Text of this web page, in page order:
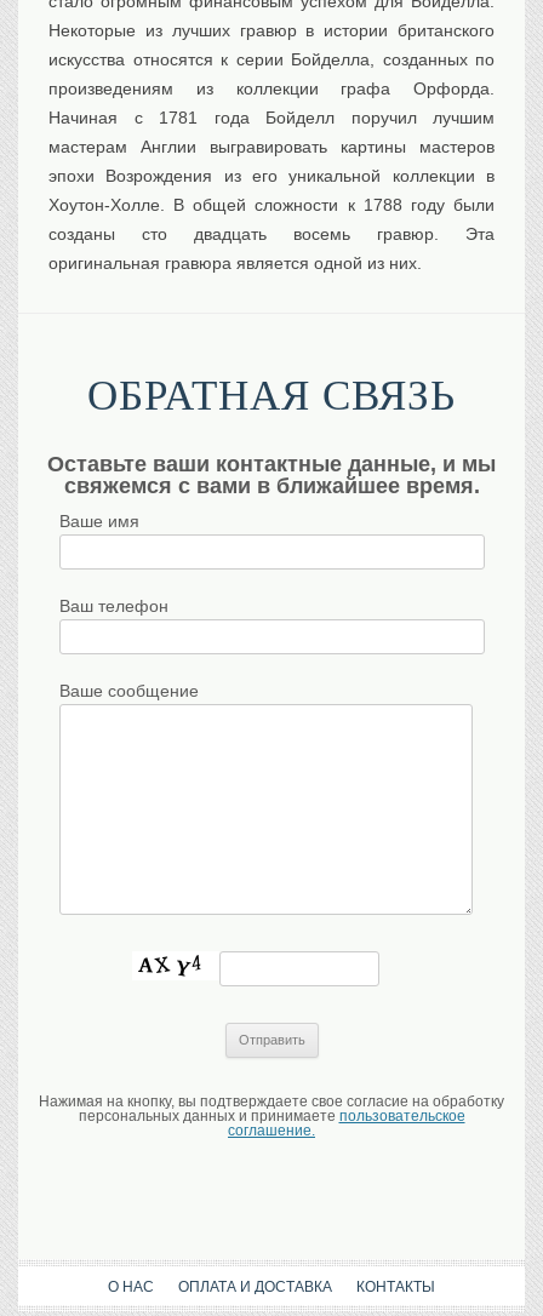
Некоторые из лучших гравюр в истории британского
искусства относятся к серии Бойделла, созданных по
произведениям из коллекции графа Орфорда.
Начиная с 1781 года Бойделл поручил лучшим
мастерам Англии выгравировать картины мастеров
эпохи Возрождения из его уникальной коллекции в
Хоутон-Холле. В общей сложности к 1788 году были
созданы сто двадцать восемь гравюр. Эта
оригинальная гравюра является одной из них.
ОБРАТНАЯ СВЯЗЬ
Оставьте ваши контактные данные, и мы
свяжемся с вами в ближайшее время.
Ваше имя
Ваш телефон
Ваше сообщение
Нажимая на кнопку, вы подтверждаете свое согласие на обработку
персональных данных и принимаете пользовательское
соглашение.
О НАС ОПЛАТА И ДОСТАВКА КОНТАКТЫ